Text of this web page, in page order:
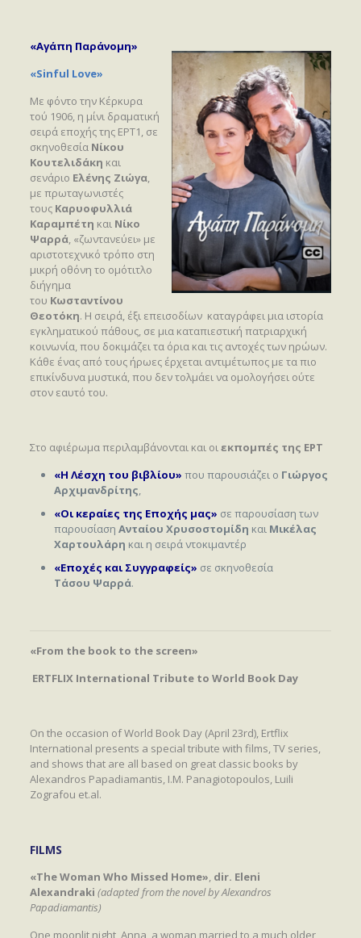
«Αγάπη Παράνομη»
«Sinful Love»
Με φόντο την Κέρκυρα
τού 1906, η μίνι δραματική
σειρά εποχής της ΕΡΤ1, σε
σκηνοθεσία Νίκου
Κουτελιδάκη και
σενάριο Ελένης Ζιώγα,
με πρωταγωνιστές
τους Καρυοφυλλιά
Καραμπέτη και Νίκο
Ψαρρά, «ζωντανεύει» με
αριστοτεχνικό τρόπο στη
μικρή οθόνη το ομότιτλο
διήγημα
του Κωσταντίνου
Θεοτόκη. Η σειρά, έξι επεισοδίων καταγράφει μια ιστορία
εγκληματικού πάθους, σε μια καταπιεστική πατριαρχική
κοινωνία, που δοκιμάζει τα όρια και τις αντοχές των ηρώων.
Κάθε ένας από τους ήρωες έρχεται αντιμέτωπος με τα πιο
επικίνδυνα μυστικά, που δεν τολμάει να ομολογήσει ούτε
στον εαυτό του.
Στο αφιέρωμα περιλαμβάνονται και οιεκπομπές της ΕΡΤ
«Η Λέσχη του βιβλίου» που παρουσιάζει ο Γιώργος
Αρχιμανδρίτης,
«Οι κεραίες της Εποχής μας» σε παρουσίαση των
παρουσίαση Ανταίου Χρυσοστομίδη και Μικέλας
Χαρτουλάρη και η σειρά ντοκιμαντέρ
«Εποχές και Συγγραφείς» σε σκηνοθεσία
Τάσου Ψαρρά.
«From the book to the screen»
ERTFLIX International Tribute to World Book Day
On the occasion of World Book Day (April 23rd), Ertflix
International presents a special tribute with films, TV series,
and shows that are all based on great classic books by
Alexandros Papadiamantis, I.M. Panagiotopoulos, Luili
Zografou et.al.
FILMS
«The Woman Who Missed Home», dir. Eleni
Alexandraki (adapted from the novel by Alexandros
Papadiamantis)
One moonlit night, Anna, a woman married to a much older